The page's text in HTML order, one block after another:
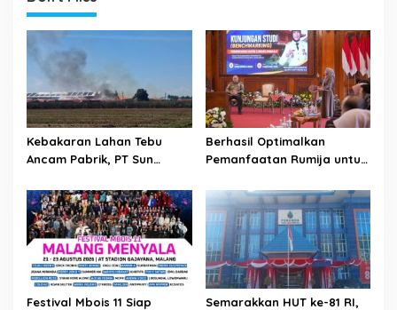
i
g
a
t
i
o
n
Kebakaran Lahan Tebu
Ancam Pabrik, PT Sun
Aman dan Nihil Korban
Berhasil Optimalkan
Pemanfaatan Rumija untuk
Benchmarking di Kota
Mojokerto
Festival Mbois 11 Siap
Semarakkan HUT ke-81 RI,